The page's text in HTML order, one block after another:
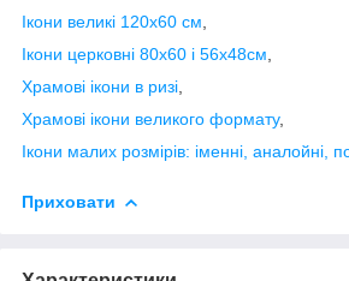
Ікони великі 120х60 см
Ікони церковні 80х60 і 56х48см
Храмові ікони в ризі
Храмові ікони великого формату,
Ікони малих розмірів: іменні, аналойні,
Приховати